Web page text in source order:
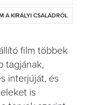
A KIRÁLYI CSALÁDRÓL
film többek
tagjának,
interjúját, és
is